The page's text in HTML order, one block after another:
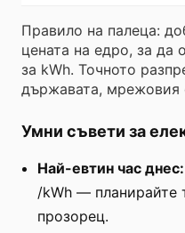
Правило на палеца:
цената на едро, за да
за kWh. Точното
държавата, мрежовия
Умни съвети за
Най-евтин час днес:
/kWh — планирайте
прозорец.